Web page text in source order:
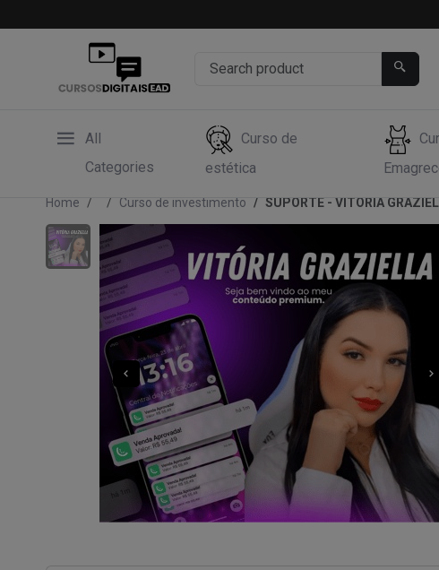
All
Categories
Curso de
estética
Home Curso de investimento SUPORTE - VITÓRIA